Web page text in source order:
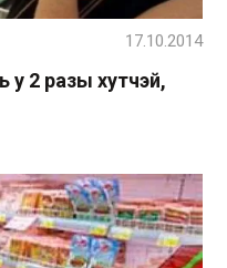
у 2 разы хутчэй,
17.10.2014